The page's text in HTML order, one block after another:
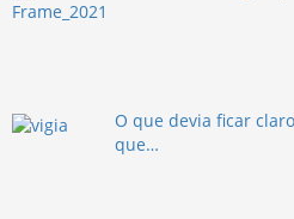
O que devia ficar
que…